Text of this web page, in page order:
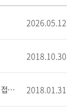
2026.05.12
2018.10.30
eduroam 기기별 설명서 / Windowns 기기 접속 프로그램 2018.01.31